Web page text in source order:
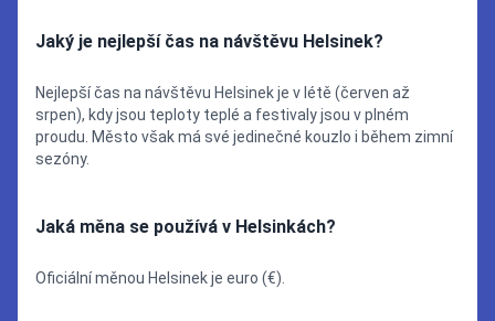
Jaký je nejlepší čas na návštěvu Helsinek?
Nejlepší čas na návštěvu Helsinek je v létě (červen až
srpen), kdy jsou teploty teplé a festivaly jsou v plném
proudu. Město však má své jedinečné kouzlo i během zimní
sezóny.
Jaká měna se používá v Helsinkách?
Oficiální měnou Helsinek je euro (€).